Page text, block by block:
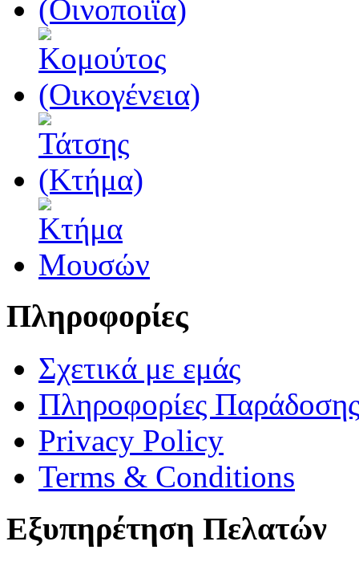
Πληροφορίες
Σχετικά με εμάς
Πληροφορίες Παράδοσης
Privacy Policy
Terms & Conditions
Εξυπηρέτηση Πελατών